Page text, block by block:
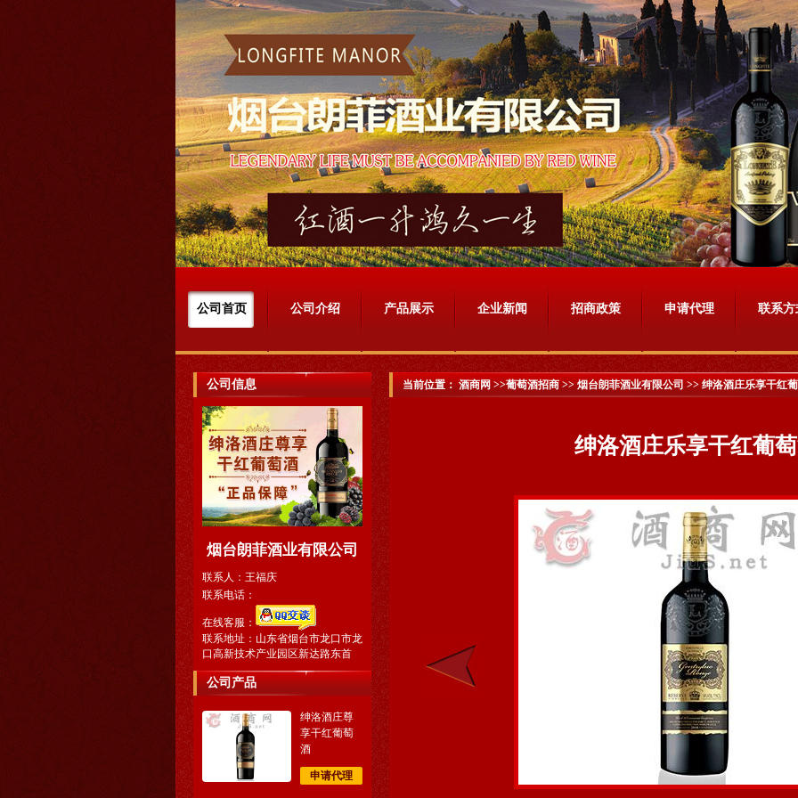
公司首页 公司介绍 产品展示 企业新闻 招商政策 申请代理 联系方
公司信息
烟台朗菲酒业有限公司
联系人：王福庆
联系电话：
在线客服：
联系地址：山东省烟台市龙口市龙
口高新技术产业园区新达路东首
公司产品
绅洛酒庄尊
享干红葡萄
酒
申请代理
当前位置： 酒商网 >>葡萄酒招商 >> 烟台朗菲酒业有限公司 >> 绅洛酒庄乐享干红
绅洛酒庄乐享干红葡